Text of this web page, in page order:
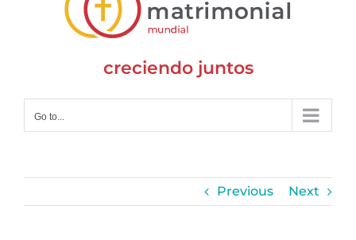
creciendo juntos
Go to...
Previous Next